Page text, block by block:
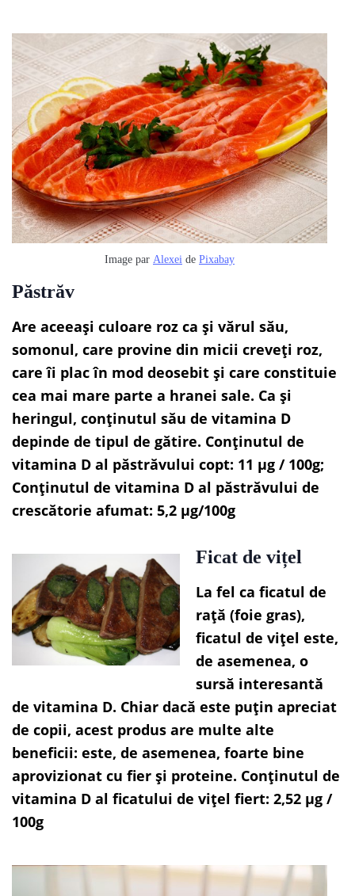
Image par Alexei de Pixabay
Păstrăv
Are aceeași culoare roz ca și vărul său,
somonul, care provine din micii creveți roz,
care îi plac în mod deosebit și care constituie
cea mai mare parte a hranei sale. Ca și
heringul, conținutul său de vitamina D
depinde de tipul de gătire. Conținutul de
vitamina D al păstrăvului copt: 11 µg / 100g;
Conținutul de vitamina D al păstrăvului de
crescătorie afumat: 5,2 µg/100g
Ficat de vițel
La fel ca ficatul de
rață (foie gras),
ficatul de vițel este,
de asemenea, o
sursă interesantă
de vitamina D. Chiar dacă este puțin apreciat
de copii, acest produs are multe alte
beneficii: este, de asemenea, foarte bine
aprovizionat cu fier și proteine. Conținutul de
vitamina D al ficatului de vițel fiert: 2,52 µg /
100g